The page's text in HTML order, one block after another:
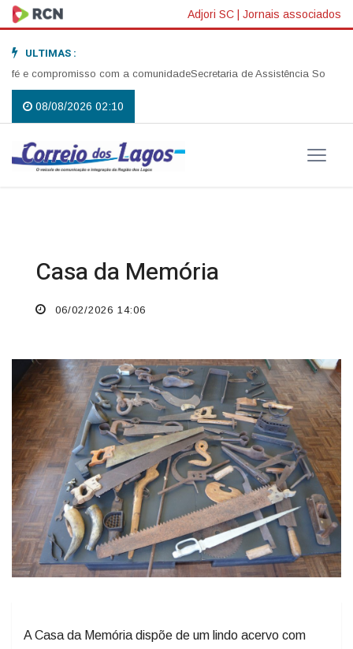
Adjori SC | Jornais associados
ULTIMAS :
compromisso com a comunidadeSecretaria de Assistência Social
08/08/2026 02:10
Casa da Memória
06/02/2026 14:06
A Casa da Memória dispõe de um lindo acervo com